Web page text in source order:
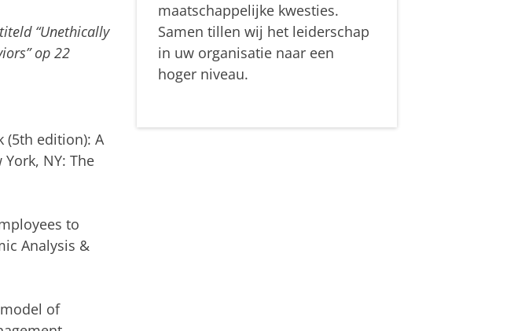
“Unethically
op 22
(5th edition): A
NY: The
to
Analysis &
of
maatschappelijke kwesties.
Samen tillen wij het leiderschap
in uw organisatie naar een
hoger niveau.